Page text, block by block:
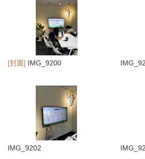
[封面] IMG_9200
IMG_9202